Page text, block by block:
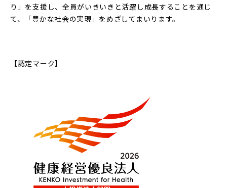
り」を支援し、全員がいきいきと活躍し成長することを通じ
て、「豊かな社会の実現」をめざしてまいります。
【認定マーク】